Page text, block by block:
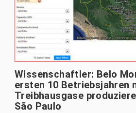
Wissenschaftler: Belo
ersten 10 Betriebsjahren
Treibhausgase
São Paulo